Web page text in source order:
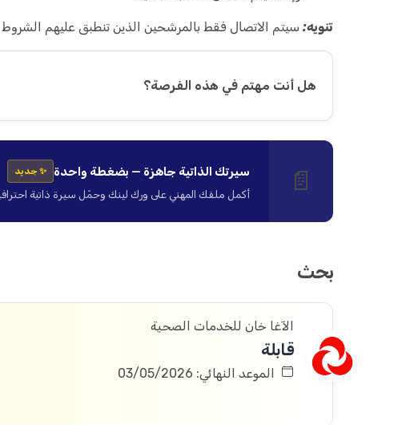
تنويه:سيتم الاتصال فقط بالمرشحين الذين تنطبق عليهم الشروط
هل أنت مهتم في هذه الفرصة؟
📄 سيرتك الذاتية جاهزة — بضغطة واحدة ✨ جديد
أكمل ملفك المهني على ورك لينك وحمّل سيرة ذاتية
بحث
الآغا خان للخدمات الصحية
قابلة
الموعد النهائي: 03/05/2026